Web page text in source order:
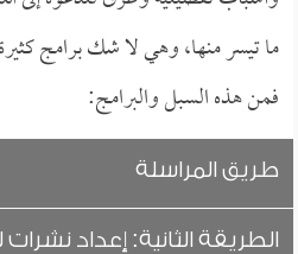
ما تيسر منها، وهي لا شك برامج
فمن هذه السبل والبرامج:
طريق المراسلة
الطريقة الثانية: إعداد نشرات